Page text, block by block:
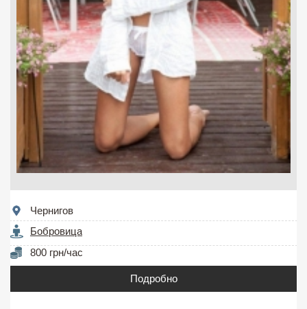
Чернигов
Бобровица
800 грн/час
Подробно